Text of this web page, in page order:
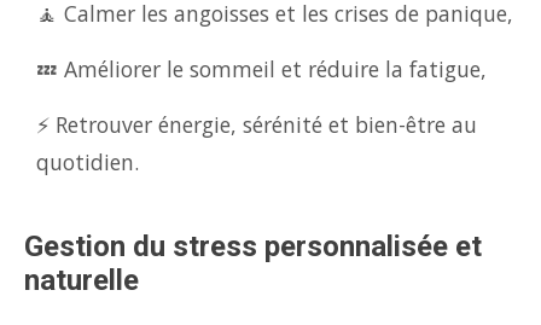
🧘 Calmer les angoisses et les crises de panique,
💤 Améliorer le sommeil et réduire la fatigue,
⚡ Retrouver énergie, sérénité et bien-être au
quotidien.
Gestion du stress personnalisée et
naturelle